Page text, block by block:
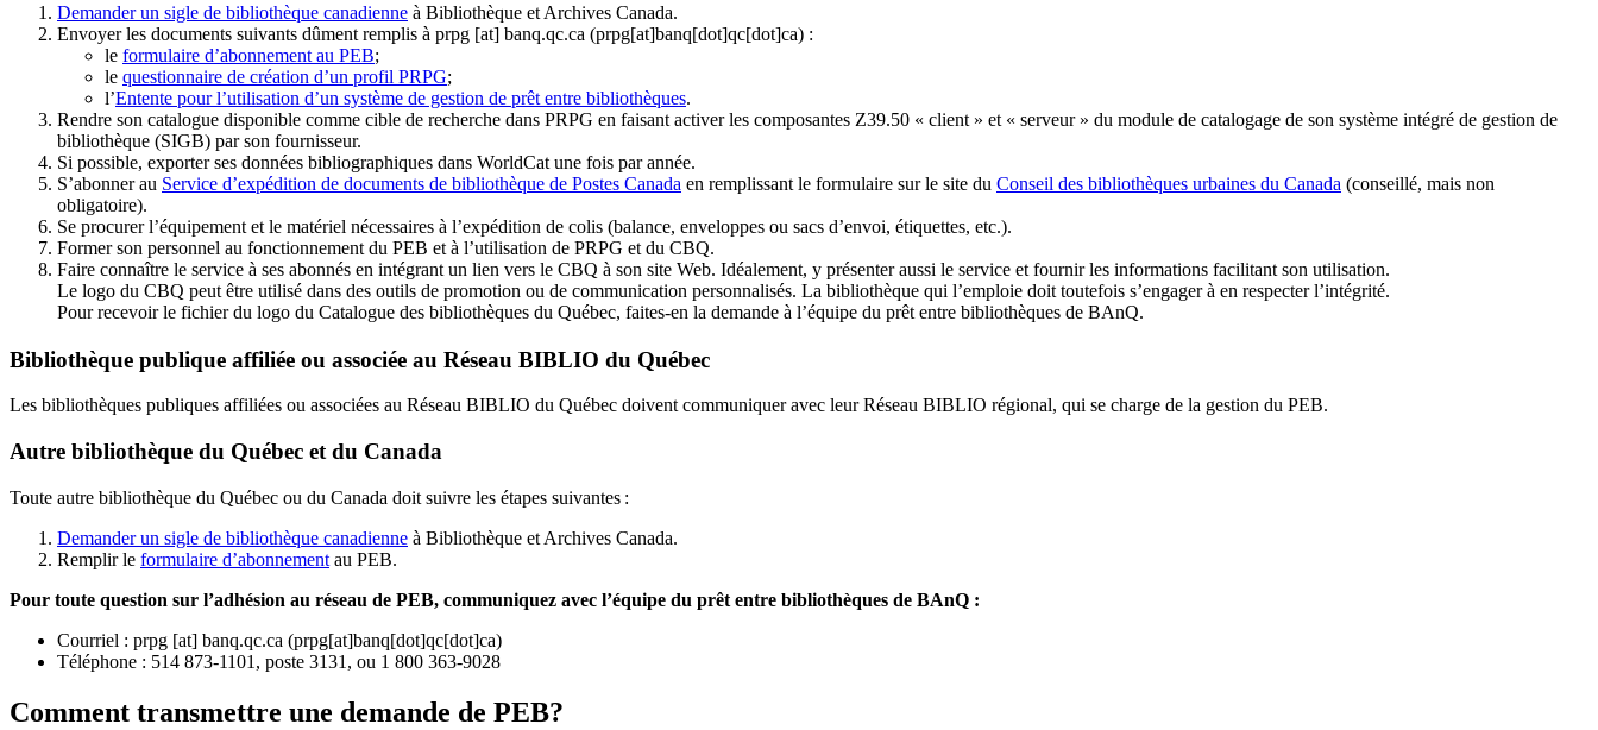
Demander un sigle de bibliothèque canadienne à Bibliothèque et Archives Canada.
Envoyer les documents suivants dûment remplis à prpg [at] banq.qc.ca (prpg[at]banq[dot]qc[dot]ca) :
le formulaire d’abonnement au PEB;
le questionnaire de création d’un profil PRPG;
l’Entente pour l’utilisation d’un système de gestion de prêt entre bibliothèques.
Rendre son catalogue disponible comme cible de recherche dans PRPG en faisant activer les composantes Z39.50 « client » et « serveur » du module de catalogage de son système intégré de gestion de
bibliothèque (SIGB) par son fournisseur.
Si possible, exporter ses données bibliographiques dans WorldCat une fois par année.
S’abonner au Service d’expédition de documents de bibliothèque de Postes Canada en remplissant le formulaire sur le site du Conseil des bibliothèques urbaines du Canada (conseillé, mais non
obligatoire).
Se procurer l’équipement et le matériel nécessaires à l’expédition de colis (balance, enveloppes ou sacs d’envoi, étiquettes, etc.).
Former son personnel au fonctionnement du PEB et à l’utilisation de PRPG et du CBQ.
Faire connaître le service à ses abonnés en intégrant un lien vers le CBQ à son site Web. Idéalement, y présenter aussi le service et fournir les informations facilitant son utilisation.
Le logo du CBQ peut être utilisé dans des outils de promotion ou de communication personnalisés. La bibliothèque qui l’emploie doit toutefois s’engager à en respecter l’intégrité.
Pour recevoir le fichier du logo du Catalogue des bibliothèques du Québec, faites-en la demande à l’équipe du prêt entre bibliothèques de BAnQ.
Bibliothèque publique affiliée ou associée au Réseau BIBLIO du Québec
Les bibliothèques publiques affiliées ou associées au Réseau BIBLIO du Québec doivent communiquer avec leur Réseau BIBLIO régional, qui se charge de la gestion du PEB.
Autre bibliothèque du Québec et du Canada
Toute autre bibliothèque du Québec ou du Canada doit suivre les étapes suivantes :
Demander un sigle de bibliothèque canadienne à Bibliothèque et Archives Canada.
Remplir le formulaire d’abonnement au PEB.
Pour toute question sur l’adhésion au réseau de PEB, communiquez avec l’équipe du prêt entre bibliothèques de BAnQ :
Courriel : prpg [at] banq.qc.ca (prpg[at]banq[dot]qc[dot]ca)
Téléphone : 514 873-1101, poste 3131, ou 1 800 363-9028
Comment transmettre une demande de PEB?